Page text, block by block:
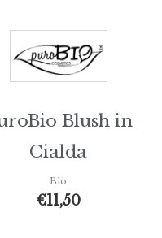
Blush in
Cialda
Bio
€11,50